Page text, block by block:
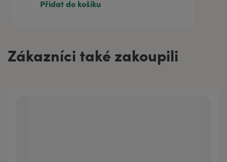
Přidat do košíku
Zákazníci také zakoupili